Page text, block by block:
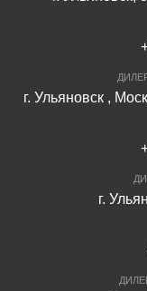
г. Ульяновск ,
г.